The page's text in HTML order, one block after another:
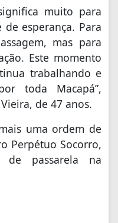
muito para
esperança. Para
mas para
Este momento
trabalhando e
toda Macapá”,
de 47 anos.
uma ordem de
Perpétuo Socorro,
passarela na